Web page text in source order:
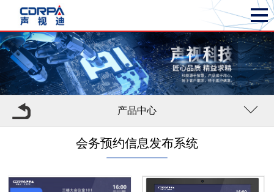
产品中心
会务预约信息发布系统